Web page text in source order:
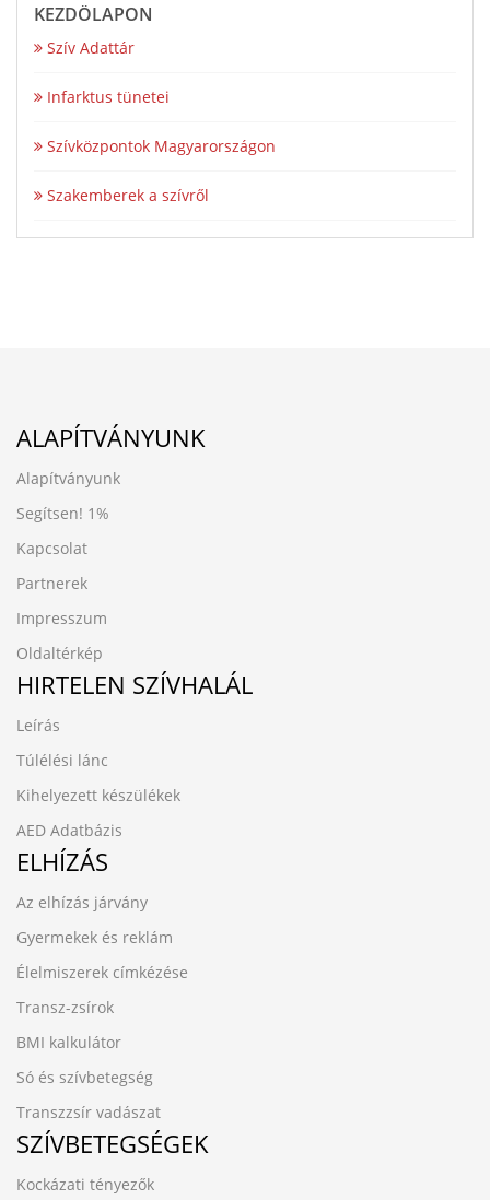
KEZDŐLAPON
Szív Adattár
Infarktus tünetei
Szívközpontok Magyarországon
Szakemberek a szívről
ALAPÍTVÁNYUNK
Alapítványunk
Segítsen! 1%
Kapcsolat
Partnerek
Impresszum
Oldaltérkép
HIRTELEN SZÍVHALÁL
Leírás
Túlélési lánc
Kihelyezett készülékek
AED Adatbázis
ELHÍZÁS
Az elhízás járvány
Gyermekek és reklám
Élelmiszerek címkézése
Transz-zsírok
BMI kalkulátor
Só és szívbetegség
Transzzsír vadászat
SZÍVBETEGSÉGEK
Kockázati tényezők